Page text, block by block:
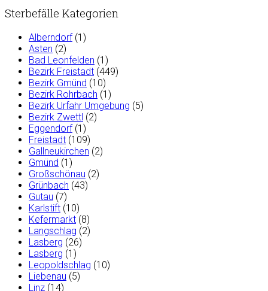
Sterbefälle Kategorien
Alberndorf(1)
Asten (2)
Bad Leonfelden (1)
Bezirk Freistadt (449)
Bezirk Gmünd (10)
Bezirk Rohrbach (1)
Bezirk Urfahr Umgebung (5)
Bezirk Zwettl (2)
Eggendorf(1)
Freistadt (109)
Gallneukirchen (2)
Gmünd (1)
Großschönau (2)
Grünbach (43)
Gutau (7)
Karlstift (10)
Kefermarkt (8)
Langschlag (2)
Lasberg (26)
Lasberg (1)
Leopoldschlag (10)
Liebenau (5)
Linz (14)